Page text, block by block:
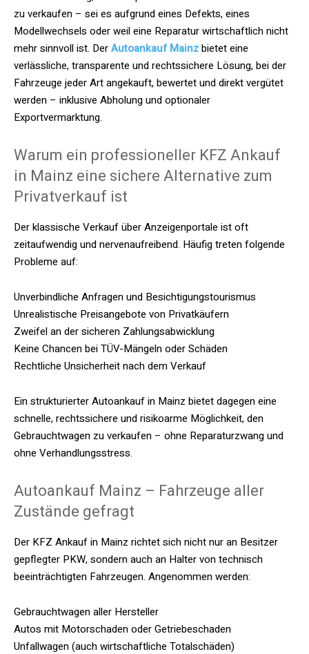
zu verkaufen – sei es aufgrund eines Defekts, eines
Modellwechsels oder weil eine Reparatur wirtschaftlich nicht
mehr sinnvoll ist. DerAutoankauf Mainzbietet eine
verlässliche, transparente und rechtssichere Lösung, bei der
Fahrzeuge jeder Art angekauft, bewertet und direkt vergütet
werden – inklusive Abholung und optionaler
Exportvermarktung.
Warum ein professioneller KFZ Ankauf
in Mainz eine sichere Alternative zum
Privatverkauf ist
Der klassische Verkauf über Anzeigenportale ist oft
zeitaufwendig und nervenaufreibend. Häufig treten folgende
Probleme auf:
Unverbindliche Anfragen und Besichtigungstourismus
Unrealistische Preisangebote von Privatkäufern
Zweifel an der sicheren Zahlungsabwicklung
Keine Chancen bei TÜV-Mängeln oder Schäden
Rechtliche Unsicherheit nach dem Verkauf
Ein strukturierter Autoankauf in Mainz bietet dagegen eine
schnelle, rechtssichere und risikoarme Möglichkeit, den
Gebrauchtwagen zu verkaufen – ohne Reparaturzwang und
ohne Verhandlungsstress.
Autoankauf Mainz – Fahrzeuge aller
Zustände gefragt
Der KFZ Ankauf in Mainz richtet sich nicht nur an Besitzer
gepflegter PKW, sondern auch an Halter von technisch
beeinträchtigten Fahrzeugen. Angenommen werden:
Gebrauchtwagen aller Hersteller
Autos mit Motorschaden oder Getriebeschaden
Unfallwagen (auch wirtschaftliche Totalschäden)